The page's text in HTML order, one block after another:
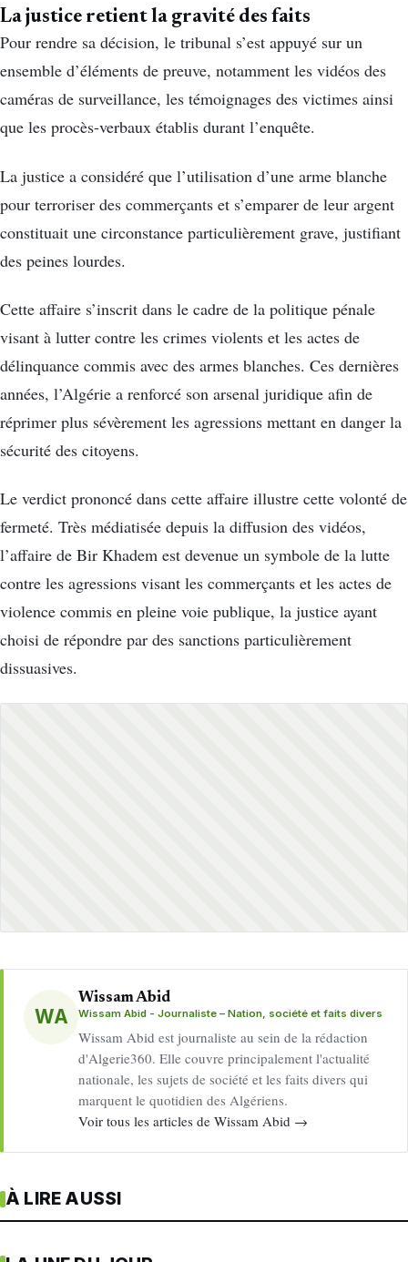
La justice retient la gravité des faits
Pour rendre sa décision, le tribunal s’est appuyé sur un
ensemble d’éléments de preuve, notamment les vidéos des
caméras de surveillance, les témoignages des victimes ainsi
que les procès-verbaux établis durant l’enquête.
La justice a considéré que l’utilisation d’une arme blanche
pour terroriser des commerçants et s’emparer de leur argent
constituait une circonstance particulièrement grave, justifiant
des peines lourdes.
Cette affaire s’inscrit dans le cadre de la politique pénale
visant à lutter contre les crimes violents et les actes de
délinquance commis avec des armes blanches. Ces dernières
années, l’Algérie a renforcé son arsenal juridique afin de
réprimer plus sévèrement les agressions mettant en danger la
sécurité des citoyens.
Le verdict prononcé dans cette affaire illustre cette volonté de
fermeté. Très médiatisée depuis la diffusion des vidéos,
l’affaire de Bir Khadem est devenue un symbole de la lutte
contre les agressions visant les commerçants et les actes de
violence commis en pleine voie publique, la justice ayant
choisi de répondre par des sanctions particulièrement
dissuasives.
WA
Wissam Abid
Wissam Abid - Journaliste – Nation, société et faits divers
Wissam Abid est journaliste au sein de la rédaction
d'Algerie360. Elle couvre principalement l'actualité
nationale, les sujets de société et les faits divers qui
marquent le quotidien des Algériens.
Voir tous les articles de Wissam Abid →
À LIRE AUSSI